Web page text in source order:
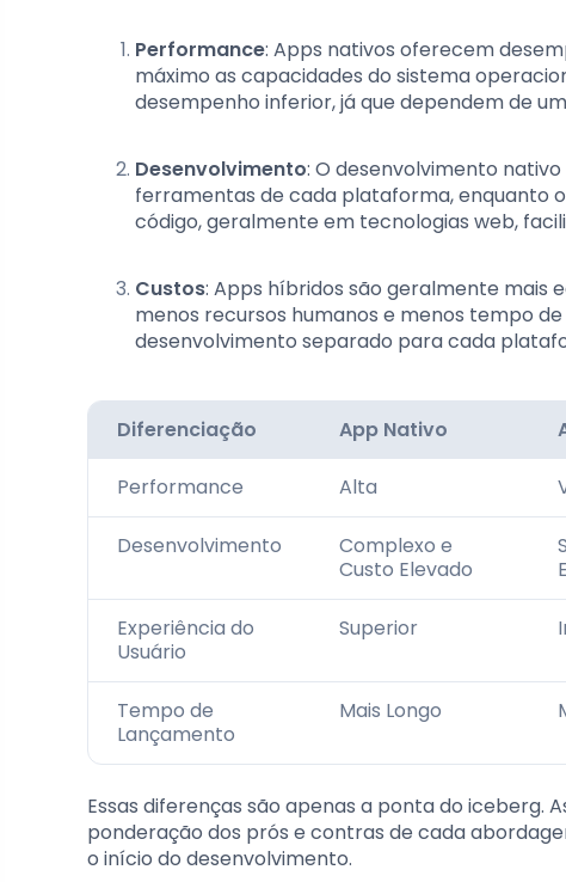
Performance: Apps nativos oferecem
máximo as capacidades do sistema
desempenho inferior, já que dependem de
Desenvolvimento: O desenvolvimento
ferramentas de cada plataforma, enquanto
código, geralmente em tecnologias web,
Custos: Apps híbridos são geralmente mais
menos recursos humanos e menos tempo
desenvolvimento separado para cada
Diferenciação App Nativo
Performance Alta
Desenvolvimento
Complexo e
Custo Elevado
Experiência do
Usuário
Superior
Tempo de
Lançamento
Mais Longo
Essas diferenças são apenas a ponta do
ponderação dos prós e contras de cada
o início do desenvolvimento.